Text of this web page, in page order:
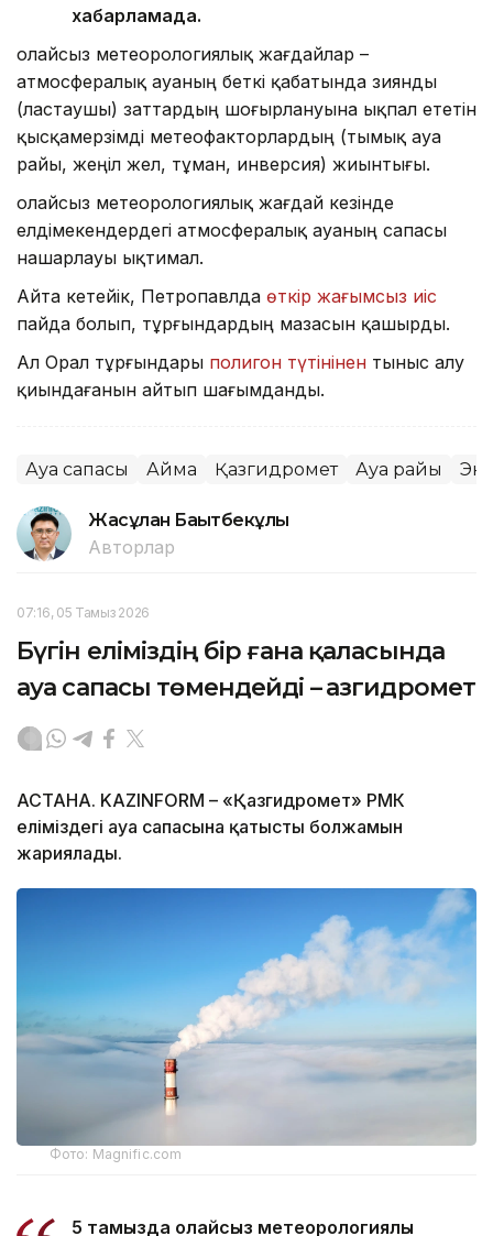
хабарламада.
Қолайсыз метеорологиялық жағдайлар –
атмосфералық ауаның беткі қабатында зиянды
(ластаушы) заттардың шоғырлануына ықпал ететін
қысқамерзімді метеофакторлардың (тымық ауа
райы, жеңіл жел, тұман, инверсия) жиынтығы.
Қолайсыз метеорологиялық жағдай кезінде
елдімекендердегі атмосфералық ауаның сапасы
нашарлауы ықтимал.
Айта кетейік, Петропавлда өткір жағымсыз иіс
пайда болып, тұрғындардың мазасын қашырды.
Ал Орал тұрғындары полигон түтінінен тыныс алу
қиындағанын айтып шағымданды.
Ауа сапасы Аймақ Қазгидромет Ауа райы
Жасұлан Бақытбекұлы
Авторлар
07:16, 05 Тамыз 2026
Бүгін еліміздің бір ғана қаласында
ауа сапасы төмендейді – Қазгидромет
АСТАНА. KAZINFORM – «Қазгидромет» РМК
еліміздегі ауа сапасына қатысты болжамын
жариялады.
Фото: Magnific.com
5 тамызда қолайсыз метеорологиялық